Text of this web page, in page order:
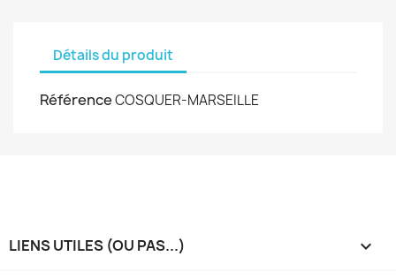
Détails du produit
RéférenceCOSQUER-MARSEILLE
LIENS UTILES (OU PAS...) 